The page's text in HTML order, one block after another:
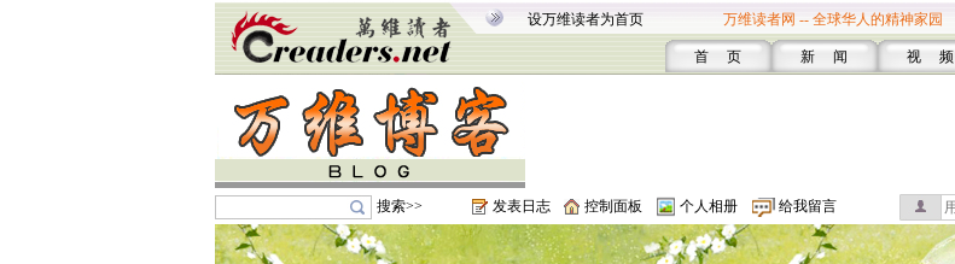
设万维读者为首页 万维读者网 -- 全球华人的精神家园
首 页 新 闻 视 频
搜索>> 发表日志 控制面板 个人相册 给我留言